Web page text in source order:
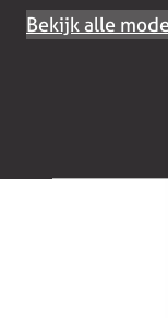
Bekijk alle